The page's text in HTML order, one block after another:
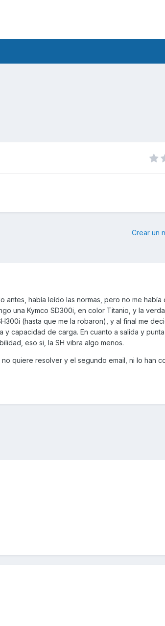
Crear un
antes, había leído las normas, pero no me había
una Kymco SD300i, en color Titanio, y la
(hasta que me la robaron), y al final me
capacidad de carga. En cuanto a salida y
eso si, la SH vibra algo menos.
quiere resolver y el segundo email, ni lo han